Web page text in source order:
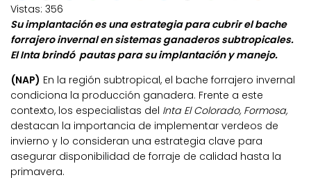
Vistas: 356
Su implantación es una estrategia para cubrir el bache
forrajero invernal en sistemas ganaderos subtropicales.
El Inta brindó pautas para su implantación y manejo.
(NAP) En la región subtropical, el bache forrajero invernal
condiciona la producción ganadera. Frente a este
contexto, los especialistas del Inta El Colorado, Formosa,
destacan la importancia de implementar verdeos de
invierno y lo consideran una estrategia clave para
asegurar disponibilidad de forraje de calidad hasta la
primavera.